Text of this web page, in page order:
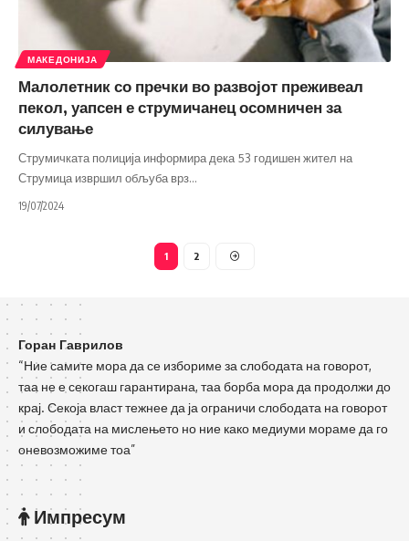
МАКЕДОНИЈА
Малолетник со пречки во развојот преживеал
пекол, уапсен е струмичанец осомничен за
силување
Струмичката полиција информира дека 53 годишен жител на
Струмица извршил обљуба врз…
19/07/2024
1 2
Горан Гаврилов
“Ние самите мора да се избориме за слободата на говорот,
таа не е секогаш гарантирана, таа борба мора да продолжи до
крај. Секоја власт тежнее да ја ограничи слободата на говорот
и слободата на мислењето но ние како медиуми мораме да го
оневозможиме тоа”
Импресум